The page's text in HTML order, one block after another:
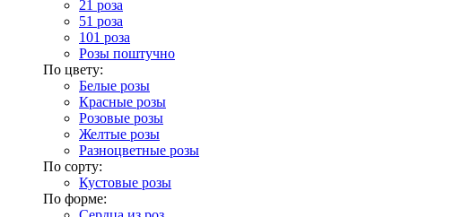
21 роза
51 роза
101 роза
Розы поштучно
По цвету:
Белые розы
Красные розы
Розовые розы
Желтые розы
Разноцветные розы
По сорту:
Кустовые розы
По форме: